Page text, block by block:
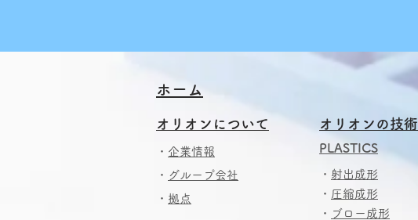
​​ホーム
​ オリオンについて
・ 企業情報
・ グループ会社
・ 拠点
オリオンの技術
PLASTICS
・ 射出成形
・ 圧縮成形
・ ブロー成形